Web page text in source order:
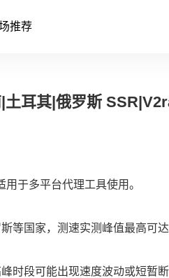
推荐
耳其|俄罗斯
于多平台代理工具使用。
国家，测速实测峰值最高可
时段可能出现速度波动或短暂